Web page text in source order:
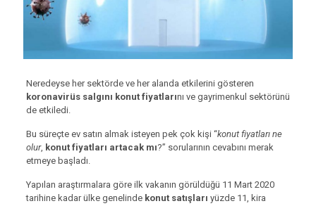
Neredeyse her sektörde ve her alanda etkilerini gösteren
koronavirüs salgını konut fiyatlarını ve gayrimenkul sektörünü
de etkiledi.
Bu süreçte ev satın almak isteyen pek çok kişi “konut fiyatları ne
olur, konut fiyatları artacak mı?” sorularının cevabını merak
etmeye başladı.
Yapılan araştırmalara göre ilk vakanın görüldüğü 11 Mart 2020
tarihine kadar ülke genelinde konut satışları yüzde 11, kira